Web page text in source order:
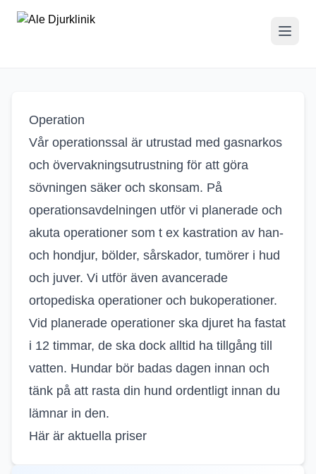
Operation
Vår operationssal är utrustad med gasnarkos
och övervakningsutrustning för att göra
sövningen säker och skonsam. På
operationsavdelningen utför vi planerade och
akuta operationer som t ex kastration av han-
och hondjur, bölder, sårskador, tumörer i hud
och juver. Vi utför även avancerade
ortopediska operationer och bukoperationer.
Vid planerade operationer ska djuret ha fastat
i 12 timmar, de ska dock alltid ha tillgång till
vatten. Hundar bör badas dagen innan och
tänk på att rasta din hund ordentligt innan du
lämnar in den.
Här är aktuella priser